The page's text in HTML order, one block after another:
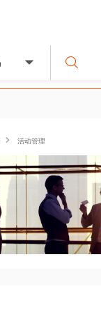
活动管理